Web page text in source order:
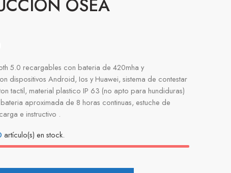
OSEA
5.0 recargables con bateria de 420mha y
dispositivos Android, Ios y Huawei, sistema de contestar
tactil, material plastico IP 63 (no apto para hundiduras)
aproximada de 8 horas continuas, estuche de
e instructivo .
artículo(s) en stock.